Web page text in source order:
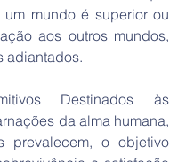
mundo é superior ou
aos outros mundos,
adiantados.
Destinados às
da alma humana,
prevalecem, o objetivo